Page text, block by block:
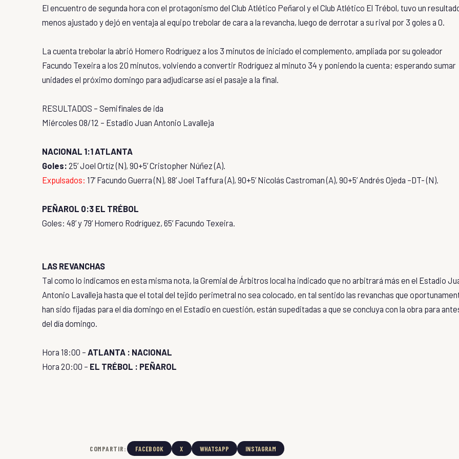
El encuentro de segunda hora con el protagonismo del Club Atlético Peñarol y el Club Atlético El Trébol, tuvo un
menos ajustado y dejó en ventaja al equipo trebolar de cara a la revancha, luego de derrotar a su rival por 3 goles a 0.
La cuenta trebolar la abrió Homero Rodríguez a los 3 minutos de iniciado el complemento, ampliada por su goleador
Facundo Texeira a los 20 minutos, volviendo a convertir Rodríguez al minuto 34 y poniendo la cuenta; esperando sumar
unidades el próximo domingo para adjudicarse así el pasaje a la final.
RESULTADOS – Semifinales de ida
Miércoles 08/12 – Estadio Juan Antonio Lavalleja
NACIONAL 1:1 ATLANTA
Goles: 25’ Joel Ortíz (N), 90+5’ Cristopher Núñez (A).
Expulsados: 17’ Facundo Guerra (N), 88’ Joel Taffura (A), 90+5’ Nicolás Castroman (A), 90+5’ Andrés Ojeda –DT- (N).
PEÑAROL 0:3 EL TRÉBOL
Goles: 48’ y 79’ Homero Rodríguez, 65’ Facundo Texeira.
LAS REVANCHAS
Tal como lo indicamos en esta misma nota, la Gremial de Árbitros local ha indicado que no arbitrará más en el Estadio
Antonio Lavalleja hasta que el total del tejido perimetral no sea colocado, en tal sentido las revanchas que
han sido fijadas para el día domingo en el Estadio en cuestión, están supeditadas a que se concluya con la obra para
del día domingo.
Hora 18:00 – ATLANTA : NACIONAL
Hora 20:00 – EL TRÉBOL : PEÑAROL
COMPARTIR: FACEBOOK X WHATSAPP INSTAGRAM